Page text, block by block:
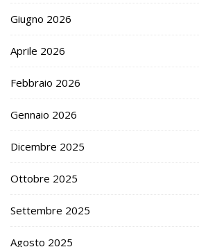
Giugno 2026
Aprile 2026
Febbraio 2026
Gennaio 2026
Dicembre 2025
Ottobre 2025
Settembre 2025
Agosto 2025